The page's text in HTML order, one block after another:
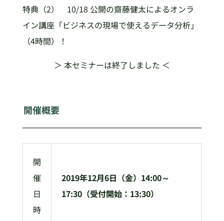
特典（2） 10/18 公開の齋藤健太によるオンラ
イン講座「ビジネスの現場で使えるデータ分析」
（4時間）！
＞ 本セミナーは終了しました ＜
開催概要
開
催
日
時
2019年12月6日（金）14:00～
17:30（受付開始：13:30）